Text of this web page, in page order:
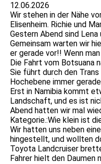
12.06.2026
Wir stehen in der Nähe
Elisenheim. Richie und
Gestern Abend sind
Gemeinsam warten wir
er gerade vor!! Wenn
Die Fahrt vom Botsuana
Sie führt durch den
Hochebene immer
Erst in Namibia kommt
Landschaft, und es ist
Abend hatten wir mal
Kategorie.:Wie klein ist
Wir hatten uns neben
hingestellt, und wollten
Toyota Landcruiser
Fahrer hielt den Daumen